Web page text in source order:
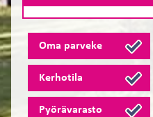
Oma parveke
Kerhotila
Pyörävarasto